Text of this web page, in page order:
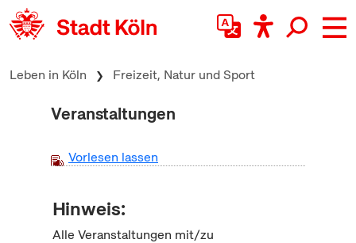
zum Inhalt springen
Leben in Köln Freizeit, Natur und Sport
Veranstaltungen
Vorlesen lassen
Hinweis:
Alle Veranstaltungen mit/zu